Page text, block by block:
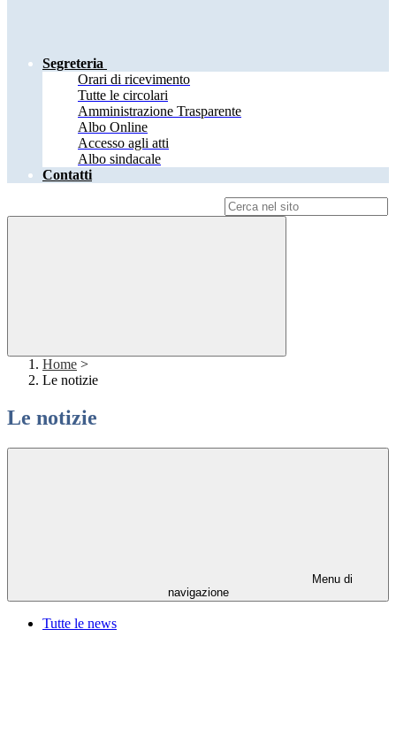
Segreteria
Orari di ricevimento
Tutte le circolari
Amministrazione Trasparente
Albo Online
Accesso agli atti
Albo sindacale
Contatti
Home >
Le notizie
Le notizie
Menu di
navigazione
Tutte le news